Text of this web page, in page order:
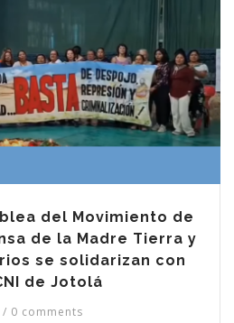
del Movimiento de
de la Madre Tierra y
se solidarizan con
de Jotolá
/ 0 comments